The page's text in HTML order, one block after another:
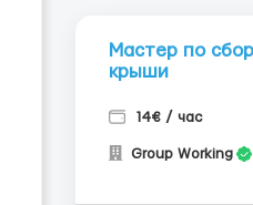
Мастер по
крыши
14€ / час
Group Working